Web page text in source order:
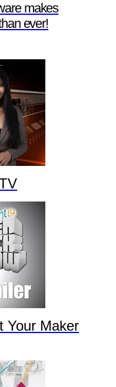
makes
ever!
Your Maker